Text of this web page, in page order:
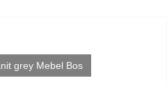
grey Mebel Bos